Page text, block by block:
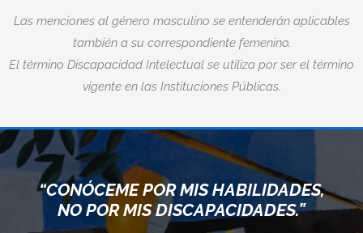
Las menciones al género masculino se entenderán aplicables
también a su correspondiente femenino.
El término Discapacidad Intelectual se utiliza por ser el término
vigente en las Instituciones Públicas.
“CONÓCEME POR MIS HABILIDADES,
NO POR MIS DISCAPACIDADES.”